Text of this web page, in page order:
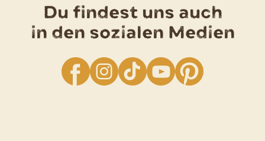
Du findest uns auch
in den sozialen Medien
facebookInstagram
TikTok YouTube